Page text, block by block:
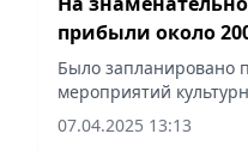
прибыли около
ТЮРКСОЙ
Было запланировано
мероприятий
сообщает Vecher.kz.
07.04.2025 13:13